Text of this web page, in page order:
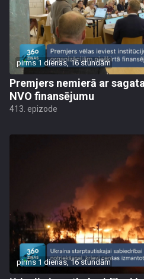
pirms 1 dienas, 16 stundām
Premjers nemierā ar
NVO finansējumu
413. epizode
pirms 1 dienas, 16 stundām